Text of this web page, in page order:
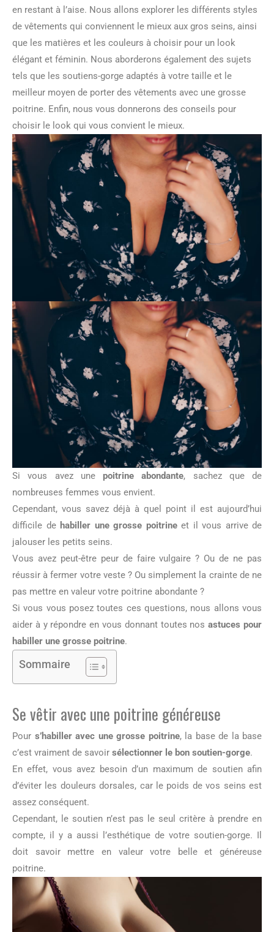
en restant à l’aise. Nous allons explorer les différents styles
de vêtements qui conviennent le mieux aux gros seins, ainsi
que les matières et les couleurs à choisir pour un look
élégant et féminin. Nous aborderons également des sujets
tels que les soutiens-gorge adaptés à votre taille et le
meilleur moyen de porter des vêtements avec une grosse
poitrine. Enfin, nous vous donnerons des conseils pour
choisir le look qui vous convient le mieux.
Si vous avez une poitrine abondante, sachez que de
nombreuses femmes vous envient.
Cependant, vous savez déjà à quel point il est aujourd’hui
difficile de habiller une grosse poitrineet il vous arrive de
jalouser les petits seins.
Vous avez peut-être peur de faire vulgaire ? Ou de ne pas
réussir à fermer votre veste ? Ou simplement la crainte de ne
pas mettre en valeur votre poitrine abondante ?
Si vous vous posez toutes ces questions, nous allons vous
aider à y répondre en vous donnant toutes nosastuces pour
habiller une grosse poitrine.
Sommaire
Se vêtir avec une poitrine généreuse
Pour s’habiller avec une grosse poitrine, la base de la base
c’est vraiment de savoir sélectionner le bon soutien-gorge.
En effet, vous avez besoin d’un maximum de soutien afin
d’éviter les douleurs dorsales, car le poids de vos seins est
assez conséquent.
Cependant, le soutien n’est pas le seul critère à prendre en
compte, il y a aussi l’esthétique de votre soutien-gorge. Il
doit savoir mettre en valeur votre belle et généreuse
poitrine.